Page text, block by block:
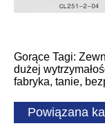
Gorące Tagi:
dużej
fabryka, tanie,
Powiązana